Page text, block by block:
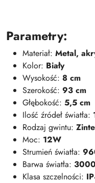
Parametry:
Materiał: Metal,
Kolor: Biały
Wysokość: 8 cm
Szerokość: 93 cm
Głębokość: 5,5 cm
Ilość źródeł światła:
Rodzaj gwintu:
Moc: 12W
Strumień światła:
Barwa światła:
Klasa szczelności: